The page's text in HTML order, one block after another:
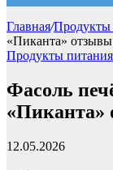
Главная/Продукты
«Пиканта» отзывы
Продукты питания
Фасоль
«Пиканта»
12.05.2026